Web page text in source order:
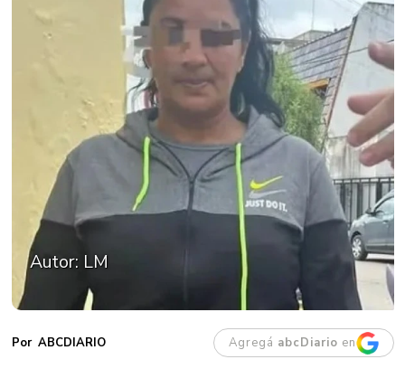
ABCDIARIO Agregá abcDiario en
Autor: LM